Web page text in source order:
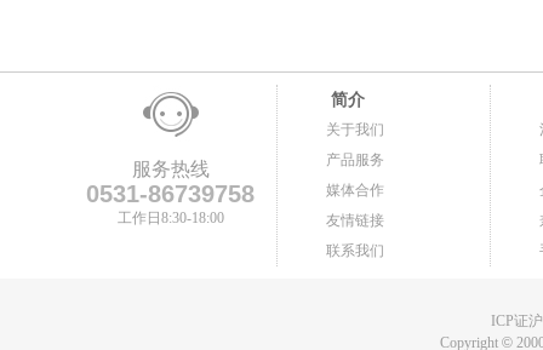
服务热线
0531-86739758
工作日8:30-18:00
简介
关于我们
产品服务
媒体合作
友情链接
联系我们
ICP证
Copyright©